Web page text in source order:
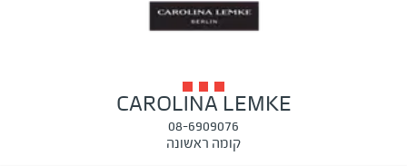
CAROLINA LEMKE
08-6909076
קומה ראשונה